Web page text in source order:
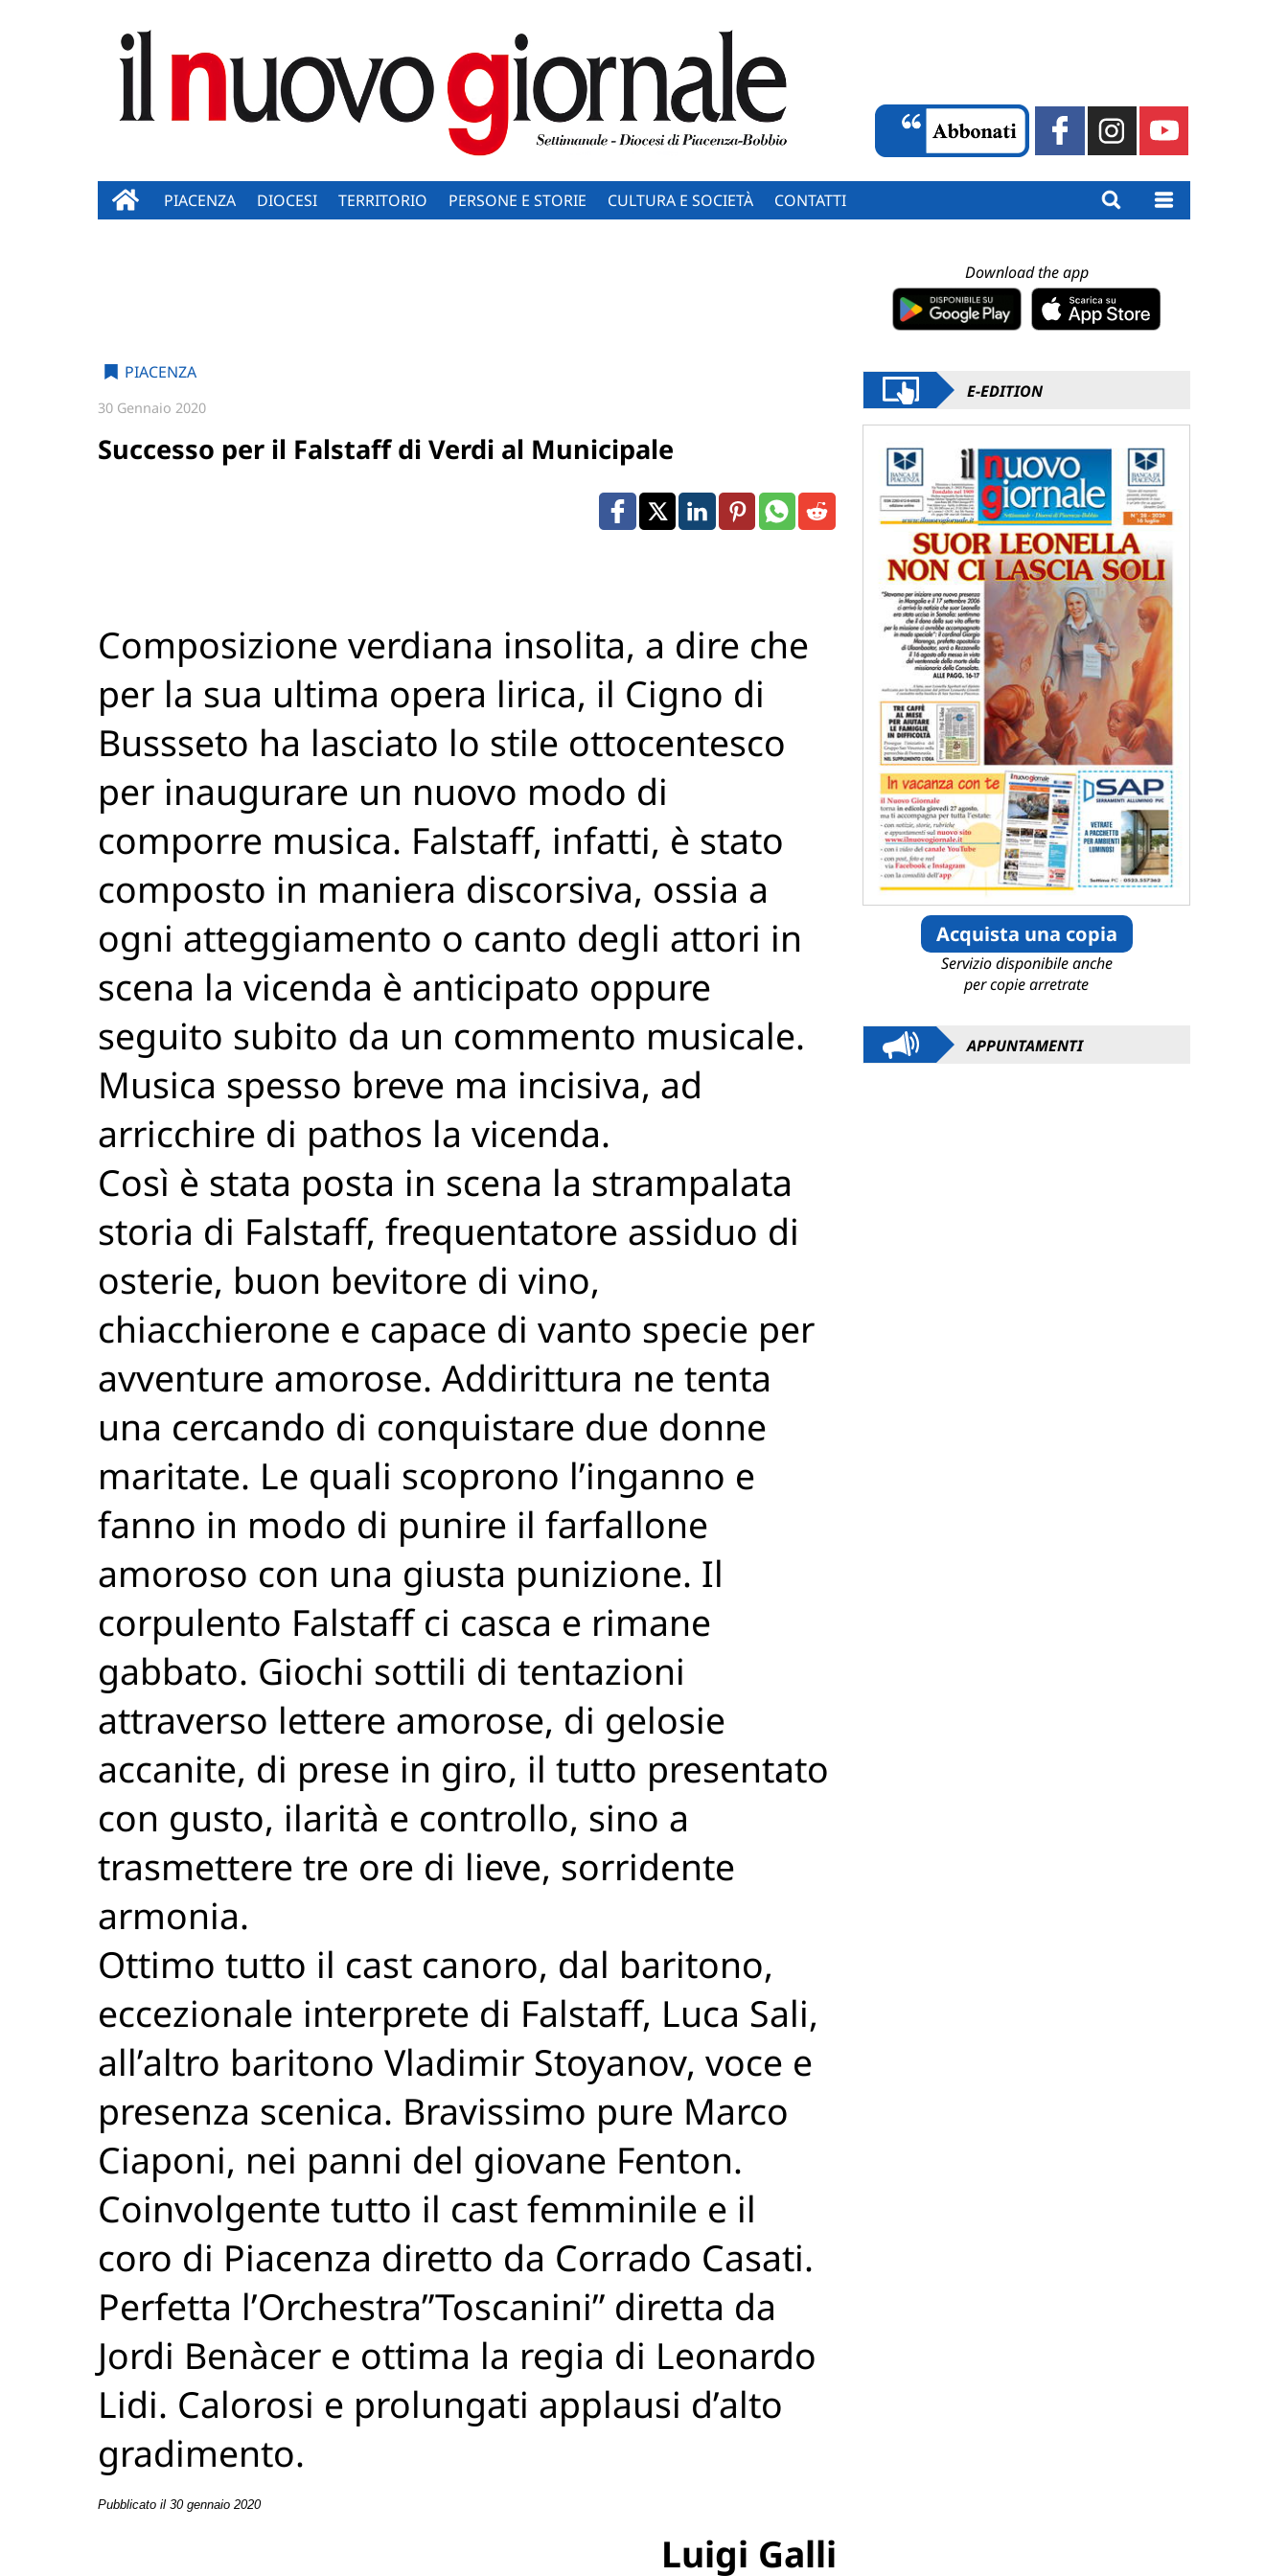
PIACENZA DIOCESI TERRITORIO PERSONE E STORIE CULTURA E SOCIETÀ CONTATTI
PIACENZA
30 Gennaio 2020
Successo per il Falstaff di Verdi al Municipale
Composizione verdiana insolita, a dire che
per la sua ultima opera lirica, il Cigno di
Bussseto ha lasciato lo stile ottocentesco
per inaugurare un nuovo modo di
comporre musica. Falstaff, infatti, è stato
composto in maniera discorsiva, ossia a
ogni atteggiamento o canto degli attori in
scena la vicenda è anticipato oppure
seguito subito da un commento musicale.
Musica spesso breve ma incisiva, ad
arricchire di pathos la vicenda.
Così è stata posta in scena la strampalata
storia di Falstaff, frequentatore assiduo di
osterie, buon bevitore di vino,
chiacchierone e capace di vanto specie per
avventure amorose. Addirittura ne tenta
una cercando di conquistare due donne
maritate. Le quali scoprono l’inganno e
fanno in modo di punire il farfallone
amoroso con una giusta punizione. Il
corpulento Falstaff ci casca e rimane
gabbato. Giochi sottili di tentazioni
attraverso lettere amorose, di gelosie
accanite, di prese in giro, il tutto presentato
con gusto, ilarità e controllo, sino a
trasmettere tre ore di lieve, sorridente
armonia.
Ottimo tutto il cast canoro, dal baritono,
eccezionale interprete di Falstaff, Luca Sali,
all’altro baritono Vladimir Stoyanov, voce e
presenza scenica. Bravissimo pure Marco
Ciaponi, nei panni del giovane Fenton.
Coinvolgente tutto il cast femminile e il
coro di Piacenza diretto da Corrado Casati.
Perfetta l’Orchestra”Toscanini” diretta da
Jordi Benàcer e ottima la regia di Leonardo
Lidi. Calorosi e prolungati applausi d’alto
gradimento.
Pubblicato il 30 gennaio 2020
Luigi Galli
Download the app
E-EDITION
Acquista una copia
Servizio disponibile anche
per copie arretrate
APPUNTAMENTI